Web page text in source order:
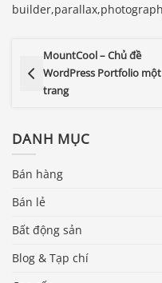
MountCool – Chủ đề
WordPress Portfolio một
trang
DANH MỤC
Bán hàng
Bán lẻ
Bất động sản
Blog & Tạp chí